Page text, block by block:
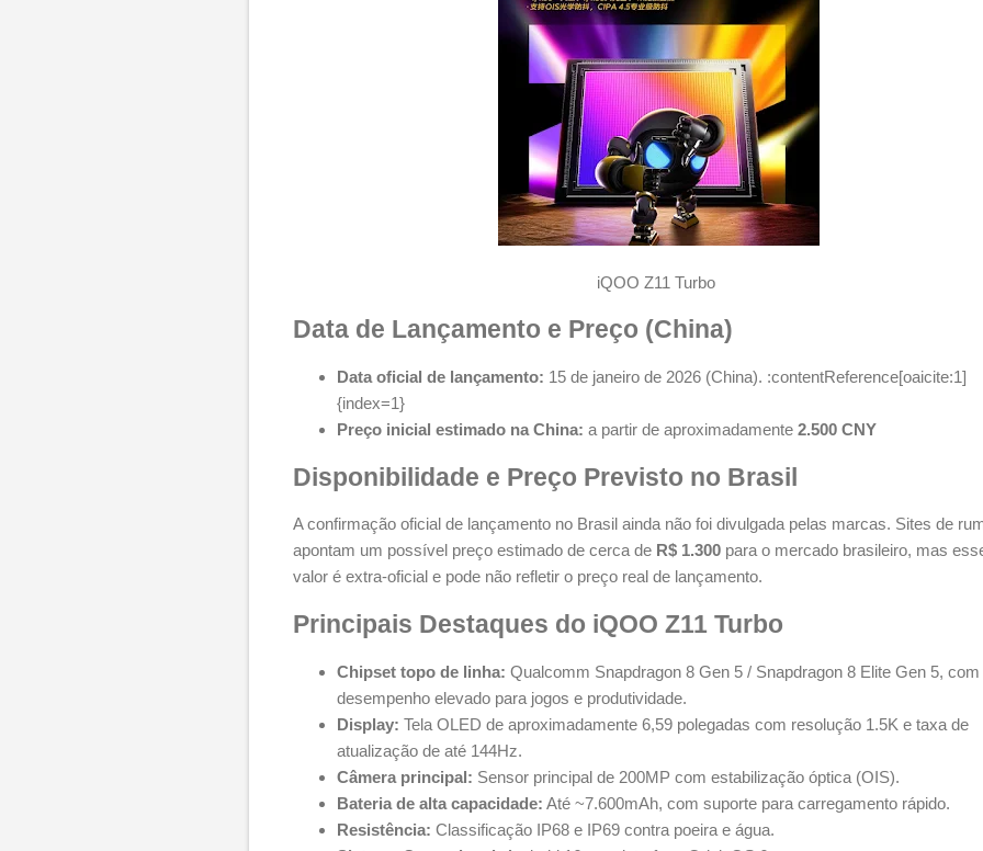
iQOO Z11 Turbo
Data de Lançamento e Preço (China)
Data oficial de lançamento: 15 de janeiro de 2026 (China). :contentReference[oaicite:1]
{index=1}
Preço inicial estimado na China: a partir de aproximadamente 2.500 CNY
Disponibilidade e Preço Previsto no Brasil
A confirmação oficial de lançamento no Brasil ainda não foi divulgada pelas marcas. Sites de
apontam um possível preço estimado de cerca de R$ 1.300 para o mercado brasileiro, mas
valor é extra-oficial e pode não refletir o preço real de lançamento.
Principais Destaques do iQOO Z11 Turbo
Chipset topo de linha: Qualcomm Snapdragon 8 Gen 5 / Snapdragon 8 Elite Gen 5, com
desempenho elevado para jogos e produtividade.
Display: Tela OLED de aproximadamente 6,59 polegadas com resolução 1.5K e taxa de
atualização de até 144Hz.
Câmera principal: Sensor principal de 200MP com estabilização óptica (OIS).
Bateria de alta capacidade: Até ~7.600mAh, com suporte para carregamento rápido.
Resistência: Classificação IP68 e IP69 contra poeira e água.